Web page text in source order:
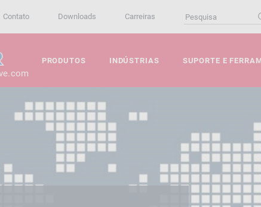
Contato Downloads Carreiras
PRODUTOS INDÚSTRIAS SUPORTE E